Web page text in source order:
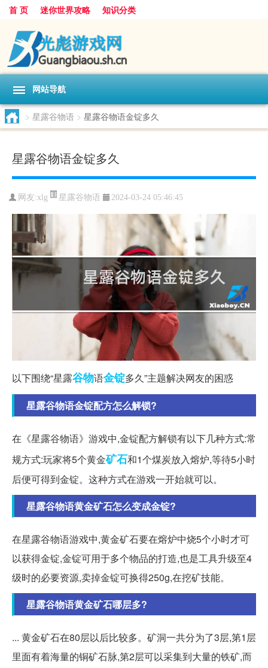
首 页 迷你世界攻略 知识分类
网站导航
> 星露谷物语 > 星露谷物语金锭多久
星露谷物语金锭多久
网友:xlg 星露谷物语 2024-03-24 05:46:45
以下围绕“星露谷物语金锭多久”主题解决网友的困惑
星露谷物语金锭配方怎么解锁?
在《星露谷物语》游戏中,金锭配方解锁有以下几种方式:常
规方式:玩家将5个黄金矿石和1个煤炭放入熔炉,等待5小时
后便可得到金锭。这种方式在游戏一开始就可以。
星露谷物语黄金矿石怎么变成金锭?
在星露谷物语游戏中,黄金矿石要在熔炉中烧5个小时才可
以获得金锭,金锭可用于多个物品的打造,也是工具升级至4
级时的必要资源,卖掉金锭可换得250g,在挖矿技能。
星露谷物语黄金矿石哪层多?
... 黄金矿石在80层以后比较多。矿洞一共分为了3层,第1层
里面有着海量的铜矿石脉,第2层可以采集到大量的铁矿,而